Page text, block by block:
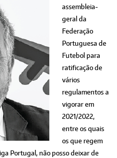
assembleia-
geral da
Federação
Portuguesa de
Futebol para
ratificação de
vários
regulamentos a
vigorar em
2021/2022,
entre os quais
os que regem
Portugal, não posso deixar de